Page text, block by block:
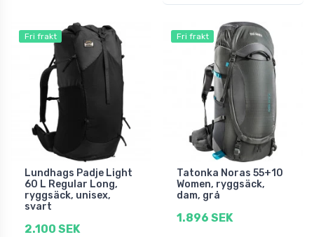
Fri frakt
Lundhags Padje Light
60 L Regular Long,
ryggsäck, unisex,
svart
2.100 SEK
Fri frakt
Tatonka Noras 55+10
Women, ryggsäck,
dam, grå
1.896 SEK